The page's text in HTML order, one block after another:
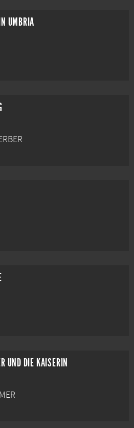
UMBRIA
UND DIE KAISERIN